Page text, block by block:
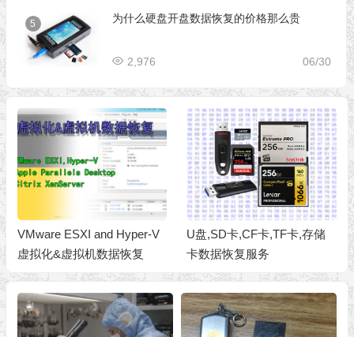
5 为什么硬盘开盘数据恢复的价格那么贵
06/30
2,976
U盘,SD卡,CF卡,TF卡,存储
卡数据恢复服务
iMAC,MacBook苹果电脑数
据恢复